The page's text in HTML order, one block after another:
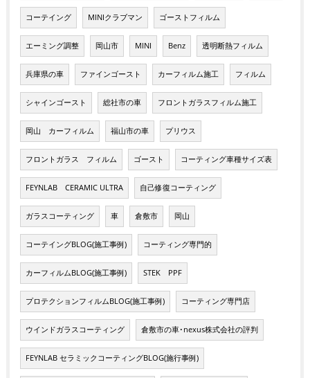
コーテイング MINIクラブマン ゴーストフィルム
エーミング調整 岡山市 MINI Benz 透明断熱フィルム
兵庫県の車 ファインゴースト カーフィルム施工 フィルム
シャインゴースト 総社市の車 フロントガラスフィルム施工
岡山 カーフィルム 福山市の車 プリウス
フロントガラス フィルム ゴースト コーティング車種サイズ表
FEYNLAB CERAMIC ULTRA 自己修復コーティング
ガラスコーティング 車 倉敷市 岡山
コーテイングBLOG(施工事例) コーティング専門的
カーフィルムBLOG(施工事例) STEK PPF
プロテクションフィルムBLOG(施工事例) コーティング専門店
ウインドガラスコーティング 倉敷市の車･nexus株式会社の評判
FEYNLAB セラミックコーティングBLOG(施行事例)